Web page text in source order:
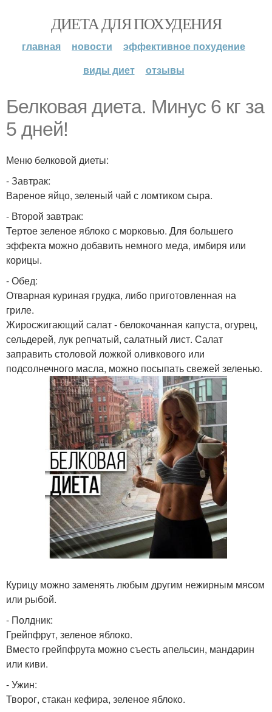
ДИЕТА ДЛЯ ПОХУДЕНИЯ
главная новости
эффективное похудение
виды диет
отзывы
Белковая диета. Минус 6 кг за
5 дней!
Меню белковой диеты:
- Завтрак:
Вареное яйцо, зеленый чай с ломтиком сыра.
- Второй завтрак:
Тертое зеленое яблоко с морковью. Для большего
эффекта можно добавить немного меда, имбиря или
корицы.
- Обед:
Отварная куриная грудка, либо приготовленная на
гриле.
Жиросжигающий салат - белокочанная капуста, огурец,
сельдерей, лук репчатый, салатный лист. Салат
заправить столовой ложкой оливкового или
подсолнечного масла, можно посыпать свежей зеленью.
Курицу можно заменять любым другим нежирным мясом
или рыбой.
- Полдник:
Грейпфрут, зеленое яблоко.
Вместо грейпфрута можно съесть апельсин, мандарин
или киви.
- Ужин:
Творог, стакан кефира, зеленое яблоко.